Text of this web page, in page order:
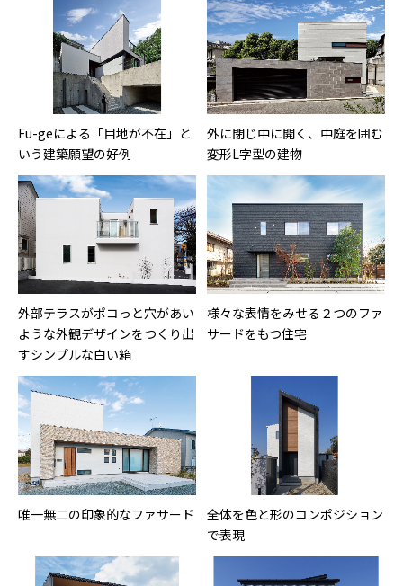
Fu-geによる「目地が不在」と
いう建築願望の好例
外に閉じ中に開く、中庭を囲む
変形L字型の建物
外部テラスがポコっと穴があい
ような外観デザインをつくり出
すシンプルな白い箱
様々な表情をみせる２つのファ
サードをもつ住宅
唯一無二の印象的なファサード
全体を色と形のコンポジション
で表現